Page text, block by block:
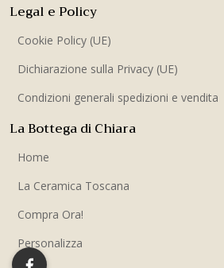
La Bottega di Chiara
Home
La Ceramica Toscana
Compra Ora!
Personalizza
Legal e Policy
Cookie Policy (UE)
Dichiarazione sulla Privacy (UE)
Condizioni generali spedizioni e vendita